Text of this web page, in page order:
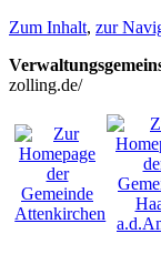
Zum Inhalt, zur
zolling.de/